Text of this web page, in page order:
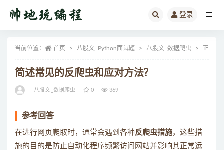
登录
当前位置： 首页 八股文_Python面试题 八股文_数据爬虫 正文
简述常见的反爬虫和应对方法？
八股文_数据爬虫 0 369
参考回答
在进行网页爬取时，通常会遇到各种反爬虫措施，这些措
施的目的是防止自动化程序频繁访问网站并影响其正常运